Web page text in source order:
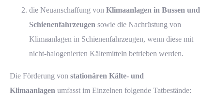
die Neuanschaffung von Klimaanlagen in Bussen und
Schienenfahrzeugen sowie die Nachrüstung von
Klimaanlagen in Schienenfahrzeugen, wenn diese mit
nicht-halogenierten Kältemitteln betrieben werden.
Die Förderung von stationären Kälte- und
Klimaanlagen umfasst im Einzelnen folgende Tatbestände: